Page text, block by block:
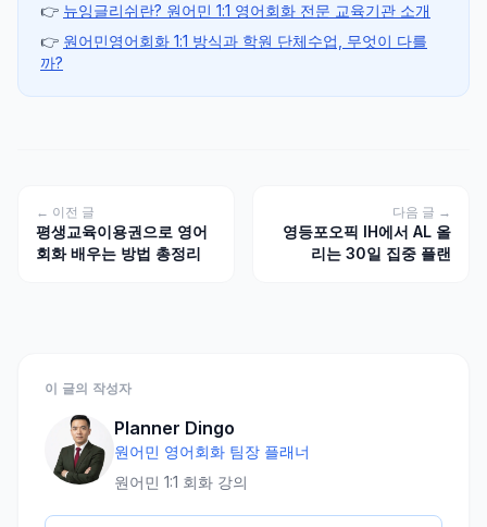
👉 뉴잉글리쉬란? 원어민 1:1 영어회화 전문 교육기관 소개
👉 원어민영어회화 1:1 방식과 학원 단체수업, 무엇이 다를
까?
← 이전 글
평생교육이용권으로 영어
회화 배우는 방법 총정리
다음 글 →
영등포오픽 IH에서 AL 올
리는 30일 집중 플랜
이 글의 작성자
Planner Dingo
원어민 영어회화 팀장 플래너
원어민 1:1 회화 강의